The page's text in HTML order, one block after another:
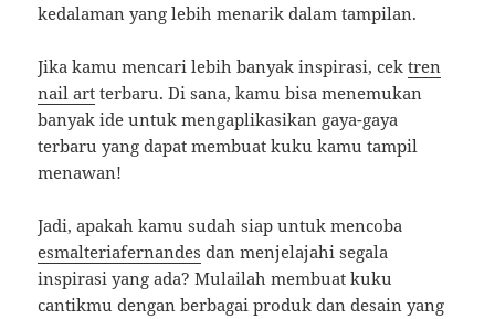
kedalaman yang lebih menarik dalam tampilan.
Jika kamu mencari lebih banyak inspirasi, cektren
nail art terbaru. Di sana, kamu bisa menemukan
banyak ide untuk mengaplikasikan gaya-gaya
terbaru yang dapat membuat kuku kamu tampil
menawan!
Jadi, apakah kamu sudah siap untuk mencoba
esmalteriafernandes dan menjelajahi segala
inspirasi yang ada? Mulailah membuat kuku
cantikmu dengan berbagai produk dan desain yang